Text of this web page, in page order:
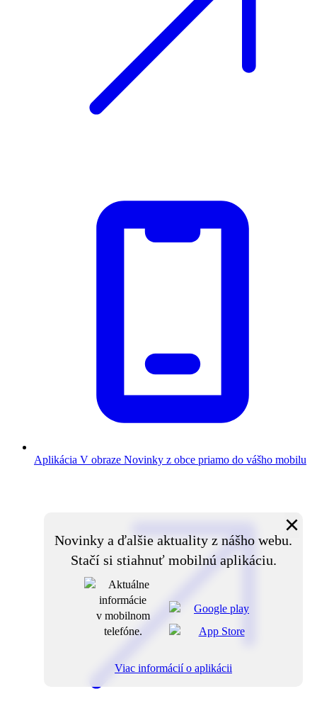
Aplikácia V obraze Novinky z obce priamo do vášho mobilu
Novinky a ďalšie aktuality z nášho webu.
Stačí si stiahnuť mobilnú aplikáciu.
×
Viac informácií o aplikácii